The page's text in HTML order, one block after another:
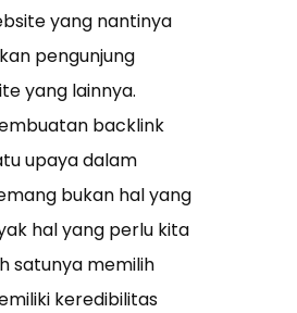
yang nantinya
pengunjung
yang lainnya.
backlink
upaya dalam
bukan hal yang
hal yang perlu kita
satunya memilih
keredibilitas